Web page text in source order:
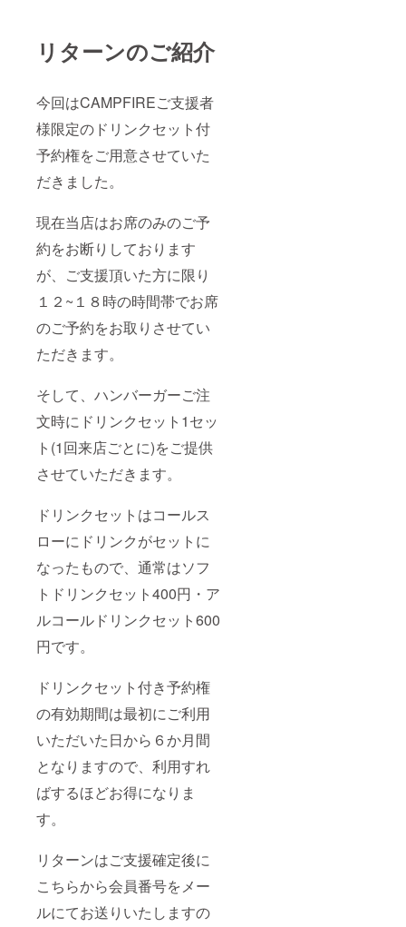
リターンのご紹介
今回はCAMPFIREご支援者
様限定のドリンクセット付
予約権をご用意させていた
だきました。
現在当店はお席のみのご予
約をお断りしております
が、ご支援頂いた方に限り
１２~１８時の時間帯でお席
のご予約をお取りさせてい
ただきます。
そして、ハンバーガーご注
文時にドリンクセット1セッ
ト(1回来店ごとに)をご提供
させていただきます。
ドリンクセットはコールス
ローにドリンクがセットに
なったもので、通常はソフ
トドリンクセット400円・ア
ルコールドリンクセット600
円です。
ドリンクセット付き予約権
の有効期間は最初にご利用
いただいた日から６か月間
となりますので、利用すれ
ばするほどお得になりま
す。
リターンはご支援確定後に
こちらから会員番号をメー
ルにてお送りいたしますの